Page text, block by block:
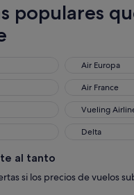
populares
Air Europa
Air Europa
Air France
Air France
Vueling
Vueling
Delta
Delta
al tanto
si los precios de vuelos